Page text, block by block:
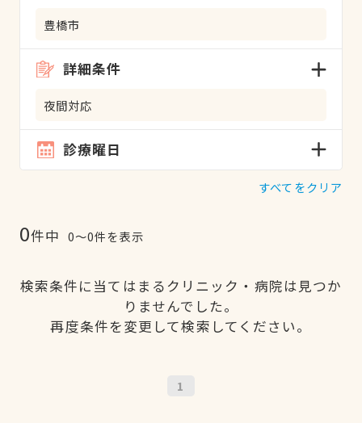
豊橋市
詳細条件
夜間対応
診療曜日
すべてをクリア
0件中 0〜0件を表示
検索条件に当てはまるクリニック・病院は見つか
りませんでした。
再度条件を変更して検索してください。
1